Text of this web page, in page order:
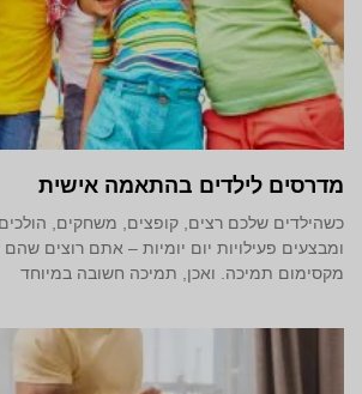
מדרסים לילדים בהתאמה אישית
כשהילדים שלכם רצים, קופצים, משחקים,
ומבצעים פעילויות יום יומיות – אתם רוצים
מקסימום תמיכה. ואכן, תמיכה חשובה במיוחד